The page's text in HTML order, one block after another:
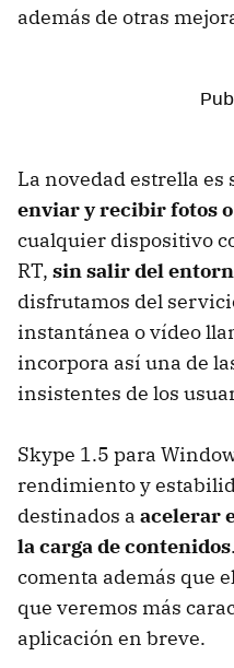
además de otras
La novedad estrella es
enviar y recibir fotos
cualquier dispositivo
RT, sin salir del
disfrutamos del
instantánea o vídeo
incorpora así una de
insistentes de los
Skype 1.5 para
rendimiento y
destinados a acelerar
la carga de contenidos
comenta además que
que veremos más
aplicación en breve.